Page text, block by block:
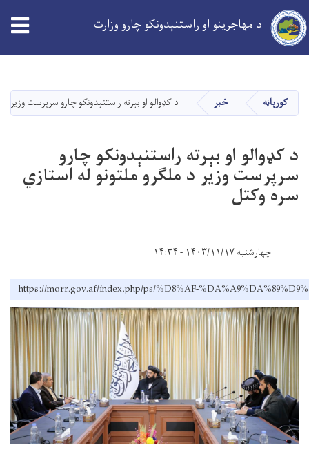
main
content
د مهاجرینو او راستنېدونکو چارو وزارت
کورپاڼه خبر د کډوالو او بېرته راستنېدونکو چارو سرپرست وزیر
د کډوالو او بېرته راستنېدونکو چارو
سرپرست وزیر د ملګرو ملتونو له استازي
سره وکتل
چهارشنبه ۱۴۰۳/۱۱/۱۷ - ۱۴:۳۴
https://morr.gov.af/index.php/ps/%D8%AF-